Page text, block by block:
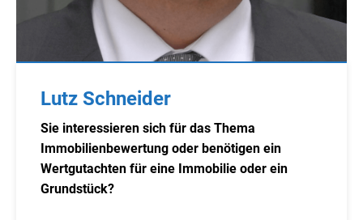
Lutz Schneider
Sie interessieren sich für das Thema
Immobilienbewertung oder benötigen ein
Wertgutachten für eine Immobilie oder ein
Grundstück?